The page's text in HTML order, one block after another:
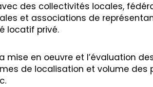
des collectivités locales,
et associations de
locatif privé.
mise en oeuvre et l’évaluation
de localisation et volume